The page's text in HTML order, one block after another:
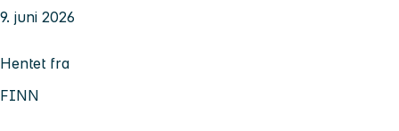
9. juni 2026
Hentet fra
FINN